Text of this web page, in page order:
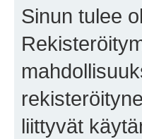
Sinun tulee
liittyvät